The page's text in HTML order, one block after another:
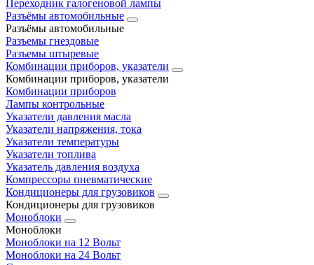
Переходник галогеновой лампы
Разъёмы автомобильные
Разъёмы автомобильные
Разъемы гнездовые
Разъемы штыревые
Комбинации приборов, указатели
Комбинации приборов, указатели
Комбинации приборов
Лампы контрольные
Указатели давления масла
Указатели напряжения, тока
Указатели температуры
Указатели топлива
Указатель давления воздуха
Компрессоры пневматические
Кондиционеры для грузовиков
Кондиционеры для грузовиков
Моноблоки
Моноблоки
Моноблоки на 12 Вольт
Моноблоки на 24 Вольт